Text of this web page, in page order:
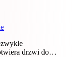
drzwi do…